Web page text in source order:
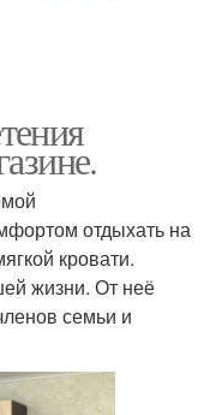
отдыхать на
кровати.
жизни. От неё
семьи и